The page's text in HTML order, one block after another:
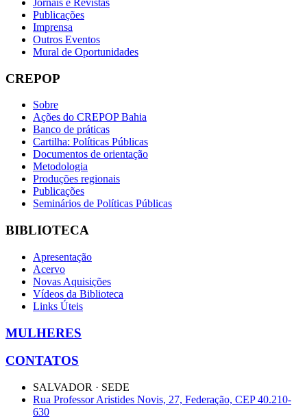
Jornais e Revistas
Publicações
Imprensa
Outros Eventos
Mural de Oportunidades
CREPOP
Sobre
Ações do CREPOP Bahia
Banco de práticas
Cartilha: Políticas Públicas
Documentos de orientação
Metodologia
Produções regionais
Publicações
Seminários de Políticas Públicas
BIBLIOTECA
Apresentação
Acervo
Novas Aquisições
Vídeos da Biblioteca
Links Úteis
MULHERES
CONTATOS
SALVADOR · SEDE
Rua Professor Aristides Novis, 27, Federação, CEP 40.210-
630